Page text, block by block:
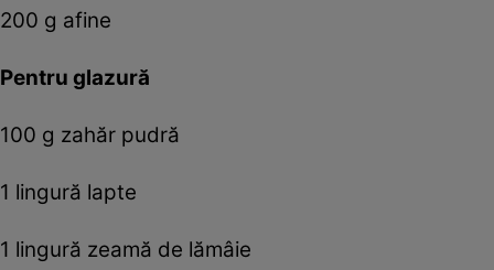
200 g afine
Pentru glazură
100 g zahăr pudră
1 lingură lapte
1 lingură zeamă de lămâie